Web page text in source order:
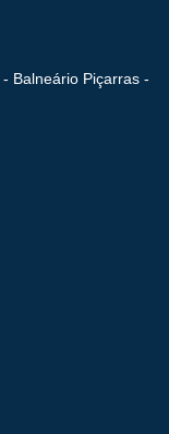
Balneário Piçarras -